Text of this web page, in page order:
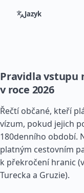
Jazyk
Pravidla vstupu
v roce 2026
Řečtí občané, kteří
vízum, pokud jejich
180denního období.
platným cestovním
k překročení hranic
Turecka a Gruzie).